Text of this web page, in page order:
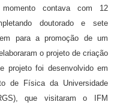
contava com 12
doutorado e sete
para a promoção de um
o projeto de criação
projeto foi desenvolvido em
de Física da Universidade
que visitaram o IFM